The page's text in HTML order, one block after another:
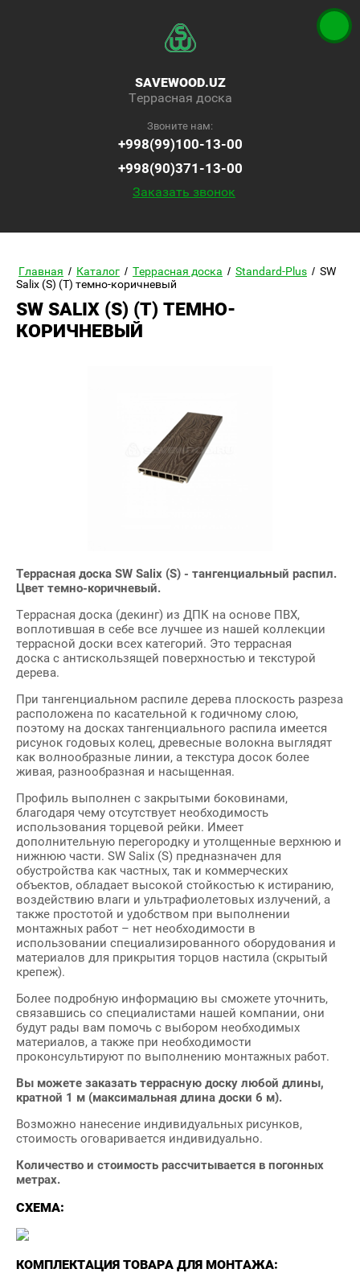
Террасная доска
SAVEWOOD.UZ
Звоните нам:
+998(99)100-13-00
+998(90)371-13-00
Заказать звонок
Главная / Каталог / Террасная доска / Standard-Plus / SW
Salix (S) (T) темно-коричневый
SW SALIX (S) (T) ТЕМНО-
КОРИЧНЕВЫЙ
Террасная доска SW Salix (S) - тангенциальный распил.
Цвет темно-коричневый.
Террасная доска (декинг) из ДПК на основе ПВХ,
воплотившая в себе все лучшее из нашей коллекции
террасной доски всех категорий. Это террасная
доска c антискользящей поверхностью и текстурой
дерева.
При тангенциальном распиле дерева плоскость разреза
расположена по касательной к годичному слою,
поэтому на досках тангенциального распила имеется
рисунок годовых колец, древесные волокна выглядят
как волнообразные линии, а текстура досок более
живая, разнообразная и насыщенная.
Профиль выполнен с закрытыми боковинами,
благодаря чему отсутствует необходимость
использования торцевой рейки. Имеет
дополнительную перегородку и утолщенные верхнюю и
нижнюю части. SW Salix (S) предназначен для
обустройства как частных, так и коммерческих
объектов, обладает высокой стойкостью к истиранию,
воздействию влаги и ультрафиолетовых излучений, а
также простотой и удобством при выполнении
монтажных работ – нет необходимости в
использовании специализированного оборудования и
материалов для прикрытия торцов настила (скрытый
крепеж).
Более подробную информацию вы сможете уточнить,
связавшись со специалистами нашей компании, они
будут рады вам помочь с выбором необходимых
материалов, а также при необходимости
проконсультируют по выполнению монтажных работ.
Вы можете заказать террасную доску любой длины,
кратной 1 м (максимальная длина доски 6 м).
Возможно нанесение индивидуальных рисунков,
стоимость оговаривается индивидуально.
Количество и стоимость рассчитывается в погонных
метрах.
СХЕМА:
КОМПЛЕКТАЦИЯ ТОВАРА ДЛЯ МОНТАЖА: